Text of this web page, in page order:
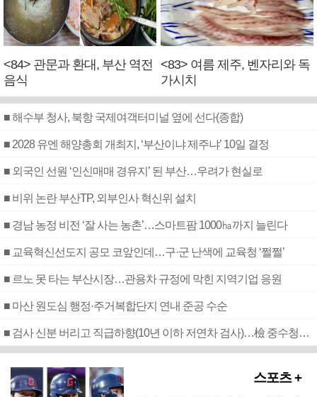
<84> 관문과 환대, 부산 역전
음식
<83> 여름 제주, 벤자리와 독
가시치
■ 해수부 청사, 북항 국제여객터미널 옆에 선다(종합)
■ 2028 유엔 해양총회 개최지, ‘부산이냐 제주냐’ 10일 결정
■ 외국인 선원 ‘인신매매 경유지’ 된 부산…우려가 현실로
■ 비위 논란 부산TP, 외부인사 혁신위 설치
■ 경남 농정 비전 ‘잘 사는 농촌’…스마트팜 1000㏊까지 늘린다
■ 교육혁신선도지 공모 코앞인데…구·군 난색에 교육청 ‘쩔쩔’
■ 르노 못 타는 부산시장…관용차 규정에 막힌 지역기업 응원
■ 마산 원도심 행정·주거복합단지 연내 준공 수순
■ 검사 신분 버리고 직급하향(10년 이하 저연차 검사)…檢 중수청행 기피
스포츠 +